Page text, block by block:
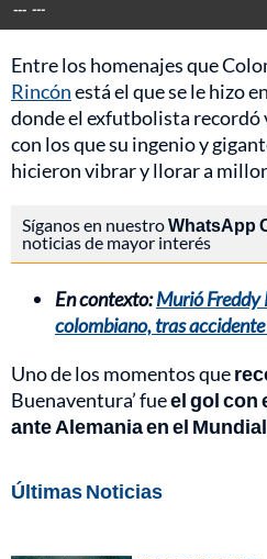
--- ---
Entre los homenajes que
Rincónestá el que se le hizo
donde el exfutbolista recordó
con los que su ingenio y
hicieron vibrar y llorar a
Síganos en nuestroWhatsApp
noticias de mayor interés
En contexto:Murió Freddy
colombiano, tras
Uno de los momentos que
Buenaventura’ fueel gol con
ante Alemania en el
Últimas Noticias